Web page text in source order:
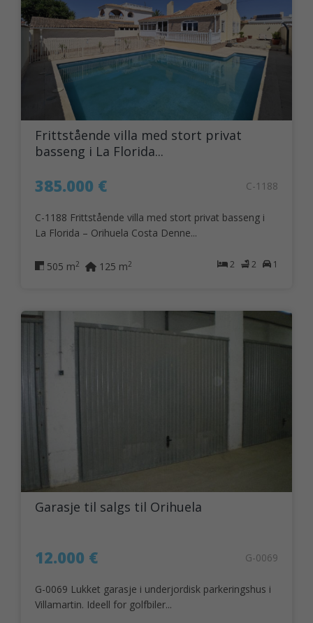
Frittstående villa med stort privat
basseng i La Florida...
385.000 € C-1188
C-1188 Frittstående villa med stort privat basseng i
La Florida – Orihuela Costa Denne...
2 2 1
505 m2 125 m2
Garasje til salgs til Orihuela
12.000 € G-0069
G-0069 Lukket garasje i underjordisk parkeringshus i
Villamartin. Ideell for golfbiler...